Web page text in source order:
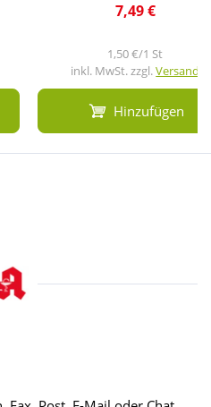
7,49 €
1,50 €/1 St
inkl. MwSt. zzgl.Versand
Hinzufügen